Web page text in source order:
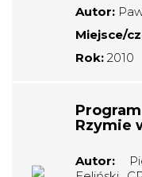
Autor:
Miejsce/
Rok: 2010
Rzymie
Autor: